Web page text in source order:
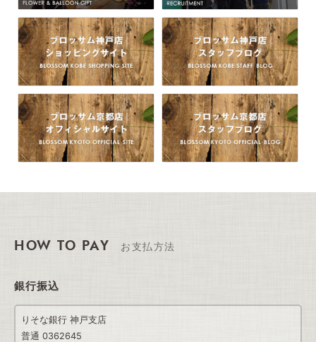
HOW TO PAY お支払方法
銀行振込
りそな銀行 神戸支店
普通 0362645